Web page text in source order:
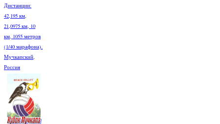
Дистанции:
42,195 км,
21,0975 км, 10
км, 1055 метров
(1/40 марафона).
Мучкапский,
Россия